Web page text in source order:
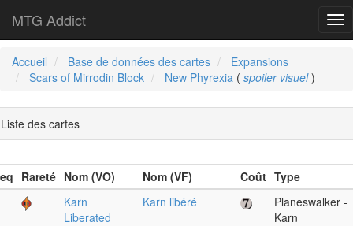
MTG Addict
Accueil Base de données des cartes
Expansions
Scars of Mirrodin Block
New Phyrexia ( spoiler visuel )
Liste des cartes
Rareté Nom (VO) Nom (VF) Coût Type
Karn
Liberated
Karn libéré
Planeswalker -
Karn